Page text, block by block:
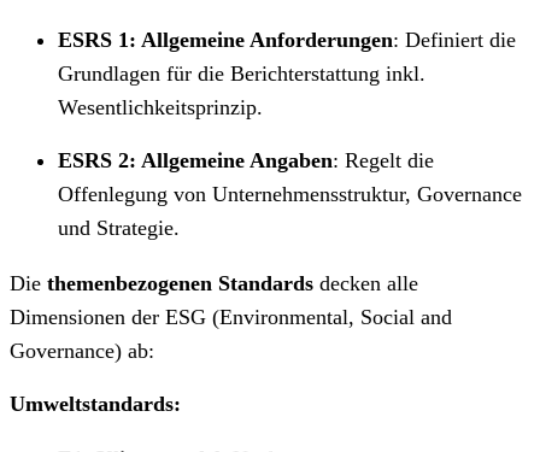
ESRS 1: Allgemeine Anforderungen: Definiert die
Grundlagen für die Berichterstattung inkl.
Wesentlichkeitsprinzip.
ESRS 2: Allgemeine Angaben: Regelt die
Offenlegung von Unternehmensstruktur, Governance
und Strategie.
Die themenbezogenen Standards decken alle
Dimensionen der ESG (Environmental, Social and
Governance) ab:
Umweltstandards: